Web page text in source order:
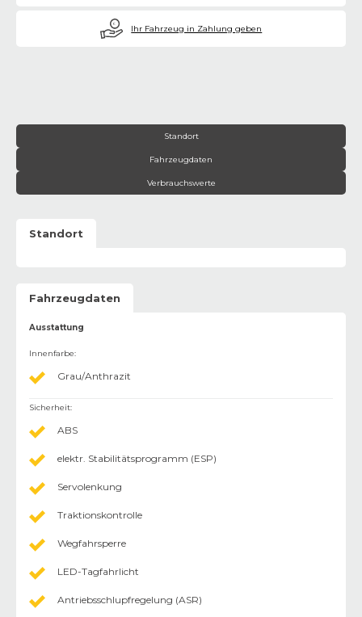
€ Ihr Fahrzeug in Zahlung geben
Standort
Fahrzeugdaten
Verbrauchswerte
Standort
Fahrzeugdaten
Ausstattung
Innenfarbe:
Grau/Anthrazit
Sicherheit:
ABS
elektr. Stabilitätsprogramm (ESP)
Servolenkung
Traktionskontrolle
Wegfahrsperre
LED-Tagfahrlicht
Antriebsschlupfregelung (ASR)